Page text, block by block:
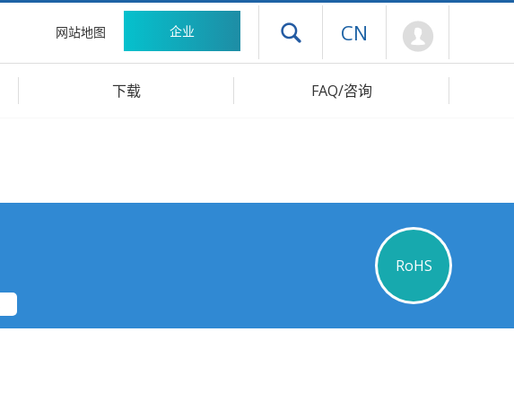
网站地图 企业 打开抽屉菜单
CN
下载 FAQ/咨询
RoHS